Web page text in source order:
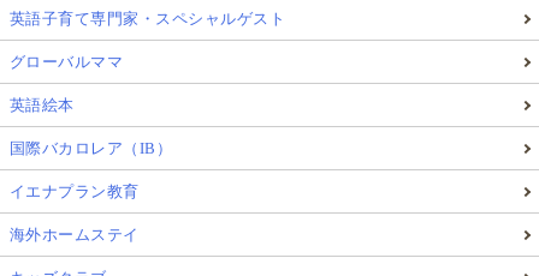
英語子育て専門家・スペシャルゲスト
グローバルママ
英語絵本
国際バカロレア（IB）
イエナプラン教育
海外ホームステイ